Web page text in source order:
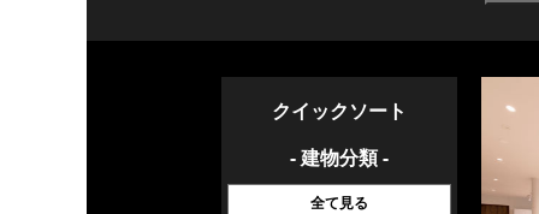
クイックソート
- 建物分類 -
全て見る